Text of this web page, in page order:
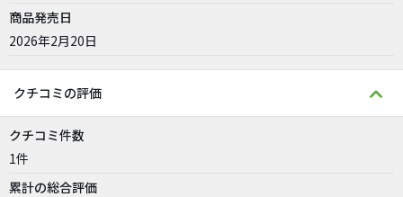
商品発売日
2026年2月20日
クチコミの評価
クチコミ件数
1件
累計の総合評価